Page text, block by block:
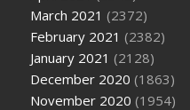
March 2021 (2372)
February 2021 (2382)
January 2021 (2128)
December 2020 (1863)
November 2020 (1954)